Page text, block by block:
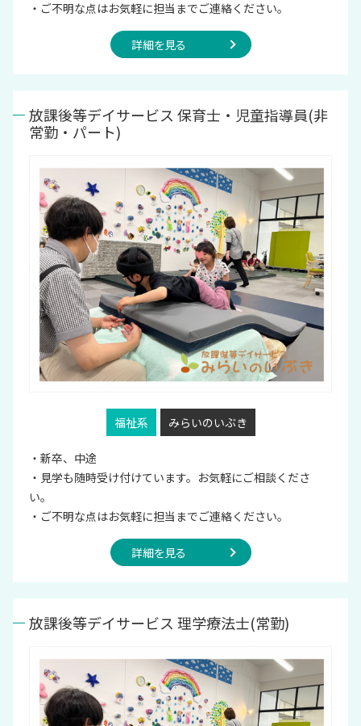
・ご不明な点はお気軽に担当までご連絡ください。
詳細を見る
放課後等デイサービス 保育士・児童指導員(非
常勤・パート)
福祉系 みらいのいぶき
・新卒、中途
・見学も随時受け付けています。お気軽にご相談くださ
い。
・ご不明な点はお気軽に担当までご連絡ください。
詳細を見る
放課後等デイサービス 理学療法士(常勤)